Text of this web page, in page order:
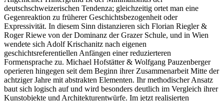
deutschschweizerischen Tendenza; gleichzeitig ortet man eine
Gegenreaktion zu früherer Geschichtsbezogenheit oder
Expressivität. In diesem Sinn distanzieren sich Florian Riegler &
Roger Riewe von der Dominanz der Grazer Schule, und in Wien
wendete sich Adolf Krischanitz nach eigenen
geschichtsreferentiellen Anfängen einer reduzierteren
Formensprache zu. Michael Hofstätter & Wolfgang Pauzenberger
operieren hingegen seit dem Beginn ihrer Zusammenarbeit Mitte der
achtziger Jahre mit abstrakten Elementen. Ihr methodischer Ansatz
baut sich logisch auf und wird besonders deutlich im Vergleich ihrer
Kunstobjekte und Architekturentwürfe. Im jetzt realisierten